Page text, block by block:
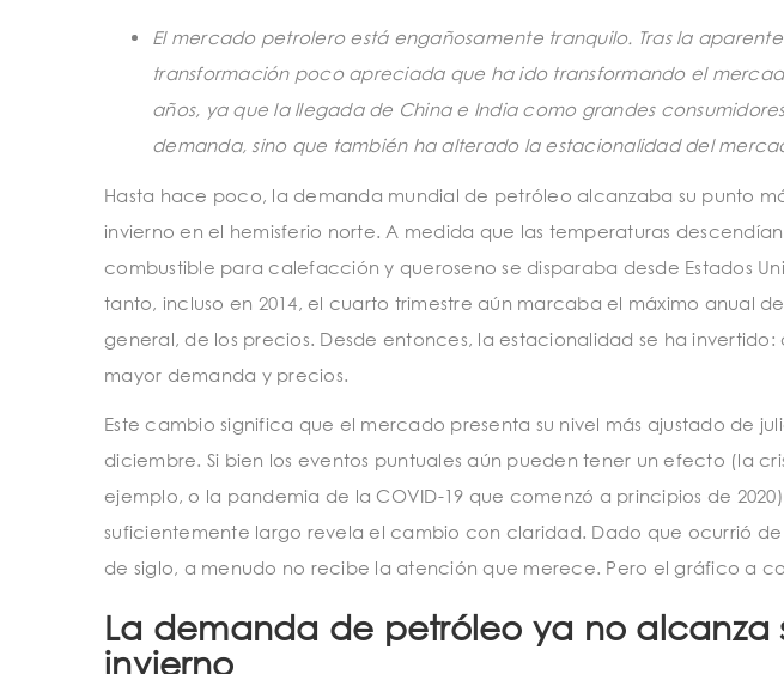
El mercado petrolero está engañosamente tranquilo. Tras la
transformación poco apreciada que ha ido transformando el
años, ya que la llegada de China e India como grandes
demanda, sino que también ha alterado la estacionalidad del
Hasta hace poco, la demanda mundial de petróleo alcanzaba su punto
invierno en el hemisferio norte. A medida que las temperaturas
combustible para calefacción y queroseno se disparaba desde Estados
tanto, incluso en 2014, el cuarto trimestre aún marcaba el máximo anual
general, de los precios. Desde entonces, la estacionalidad se ha
mayor demanda y precios.
Este cambio significa que el mercado presenta su nivel más ajustado de
diciembre. Si bien los eventos puntuales aún pueden tener un efecto (la
ejemplo, o la pandemia de la COVID-19 que comenzó a principios de
suficientemente largo revela el cambio con claridad. Dado que ocurrió
de siglo, a menudo no recibe la atención que merece. Pero el gráfico a
La demanda de petróleo ya no alcanza
invierno